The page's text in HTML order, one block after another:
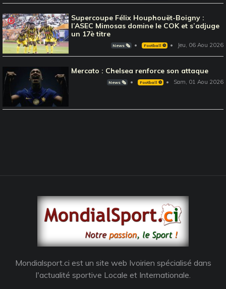
Supercoupe Félix Houphouët-Boigny :
l’ASEC Mimosas domine le COK et s’adjuge
un 17è titre
News 🗞️ Football ⚽️ Jeu, 06 Aou 2026
Mercato : Chelsea renforce son attaque
News 🗞️ Football ⚽️ Sam, 01 Aou 2026
Mondialsport.ci est un site web Ivoirien spécialisé dans
l'actualité sportive Locale et Internationale.